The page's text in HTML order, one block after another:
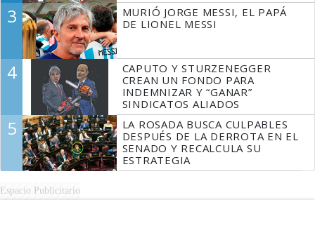
3
MURIÓ JORGE MESSI, EL PAPÁ
DE LIONEL MESSI
4
CAPUTO Y STURZENEGGER
CREAN UN FONDO PARA
INDEMNIZAR Y “GANAR”
SINDICATOS ALIADOS
5
LA ROSADA BUSCA CULPABLES
DESPUÉS DE LA DERROTA EN EL
SENADO Y RECALCULA SU
ESTRATEGIA
Espacio Publicitario